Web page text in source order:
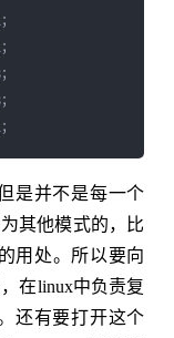
是并不是每一个
其他模式的，比
用处。所以要向
在linux中负责复
还有要打开这个